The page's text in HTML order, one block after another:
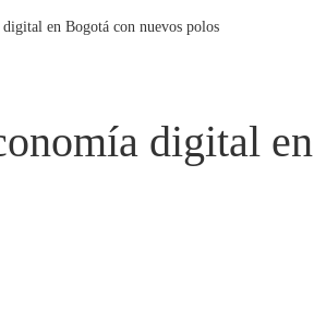
en Bogotá con nuevos polos
digital en